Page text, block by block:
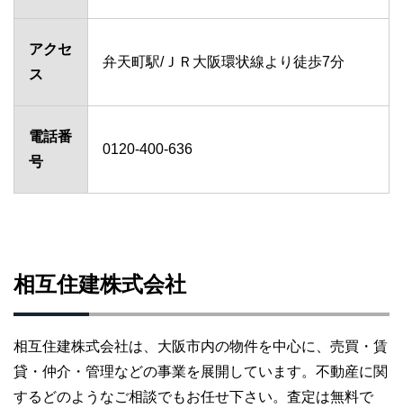
アクセ
ス
弁天町駅/ＪＲ大阪環状線より徒歩7分
電話番
号
0120-400-636
相互住建株式会社
相互住建株式会社は、大阪市内の物件を中心に、売買・賃
貸・仲介・管理などの事業を展開しています。不動産に関
するどのようなご相談でもお任せ下さい。査定は無料で